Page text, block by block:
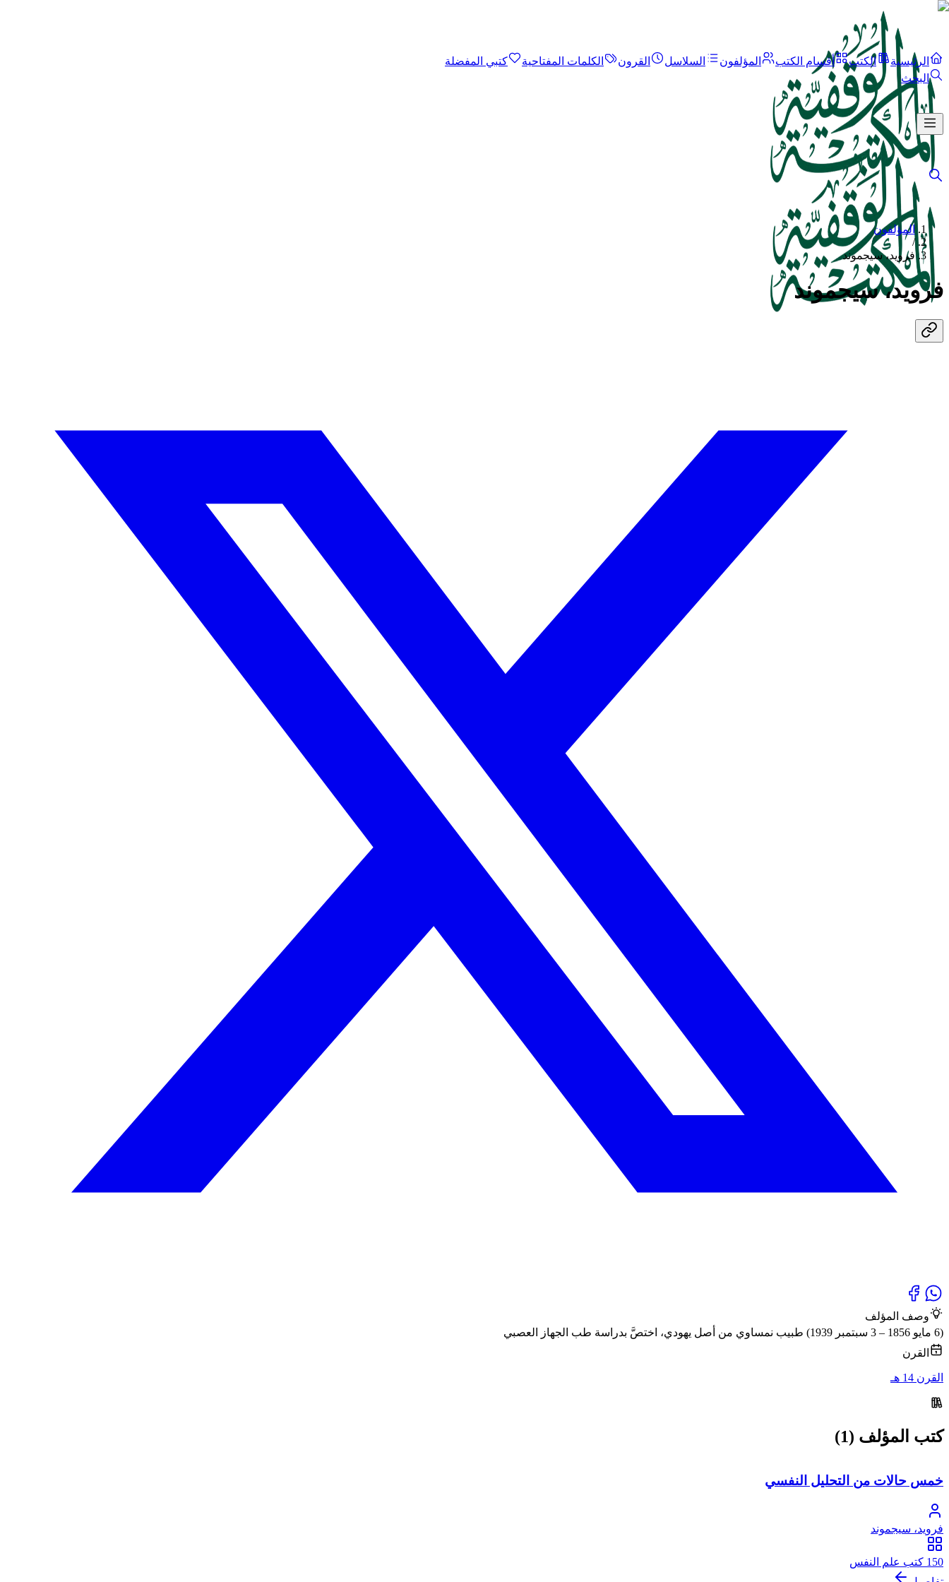
الرئيسية الكتب أقسام الكتب المؤلفون السلاسل القرون الكلمات المفتاحية
كتبي المفضلة
البحث
المؤلفون
/
فرويد، سيجموند
فرويد، سيجموند
وصف المؤلف
(6 مايو 1856 – 3 سبتمبر 1939) طبيب نمساوي من أصل يهودي، اختصَّ بدراسة طب الجهاز العصبي
القرن
القرن 14 هـ
كتب المؤلف (1)
خمس حالات من التحليل النفسي
فرويد، سيجموند
150 كتب علم النفس